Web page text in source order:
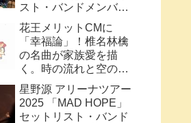
スト・バンドメンバー
など【ネタバレ注意】
花王メリットCMに
「幸福論」！椎名林檎
の名曲が家族愛を描
く。時の流れと空の色
に何も望みはしない様
に。
星野源 アリーナツアー
2025 「MAD HOPE」
セットリスト・バンド